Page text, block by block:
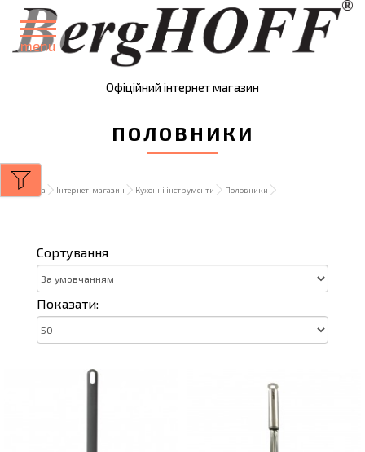
menu
Офіційний інтернет магазин
ПОЛОВНИКИ
Головна Інтернет-магазин Кухонні інструменти Половники
Сортування
Показати: